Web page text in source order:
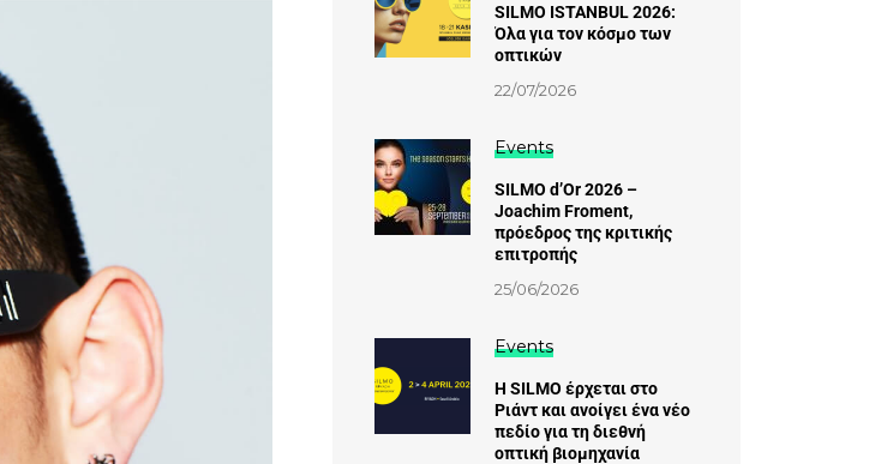
SILMO ISTANBUL 2026:
Όλα για τον κόσμο των
οπτικών
22/07/2026
Events
SILMO d’Or 2026 –
Joachim Froment,
πρόεδρος της κριτικής
επιτροπής
25/06/2026
Events
Η SILMO έρχεται στο
Ριάντ και ανοίγει ένα νέο
πεδίο για τη διεθνή
οπτική βιομηχανία